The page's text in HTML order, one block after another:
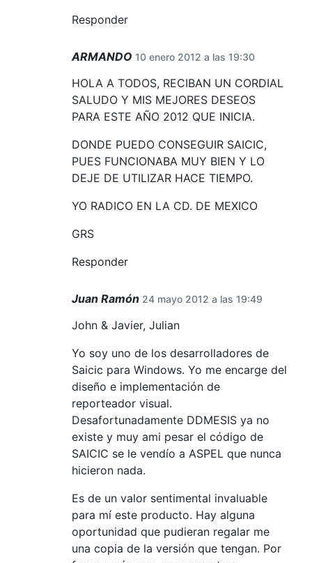
Responder
ARMANDO 10 enero 2012 a las 19:30
HOLA A TODOS, RECIBAN UN CORDIAL
SALUDO Y MIS MEJORES DESEOS
PARA ESTE AÑO 2012 QUE INICIA.
DONDE PUEDO CONSEGUIR SAICIC,
PUES FUNCIONABA MUY BIEN Y LO
DEJE DE UTILIZAR HACE TIEMPO.
YO RADICO EN LA CD. DE MEXICO
GRS
Responder
Juan Ramón 24 mayo 2012 a las 19:49
John & Javier, Julian
Yo soy uno de los desarrolladores de
Saicic para Windows. Yo me encarge del
diseño e implementación de
reporteador visual.
Desafortunadamente DDMESIS ya no
existe y muy ami pesar el código de
SAICIC se le vendío a ASPEL que nunca
hicieron nada.
Es de un valor sentimental invaluable
para mí este producto. Hay alguna
oportunidad que pudieran regalar me
una copia de la versión que tengan. Por